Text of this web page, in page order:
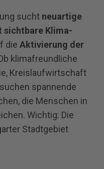
sucht neuartige
sichtbare Klima-
die Aktivierung der
klimafreundliche
Kreislaufwirtschaft
spannende
die Menschen in
Wichtig: Die
Stadtgebiet